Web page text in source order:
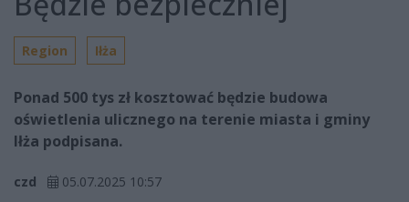
Region Iłża
Ponad 500 tys zł kosztować będzie budowa
oświetlenia ulicznego na terenie miasta i gminy
Iłża podpisana.
czd 05.07.2025 10:57